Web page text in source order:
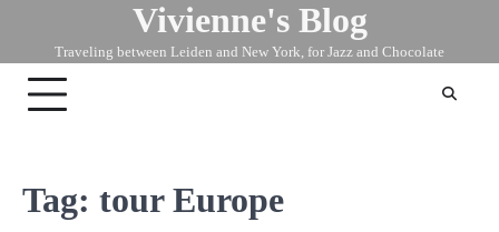
content
Vivienne's Blog
Traveling between Leiden and New York, for Jazz and Chocolate
Tag: tour Europe